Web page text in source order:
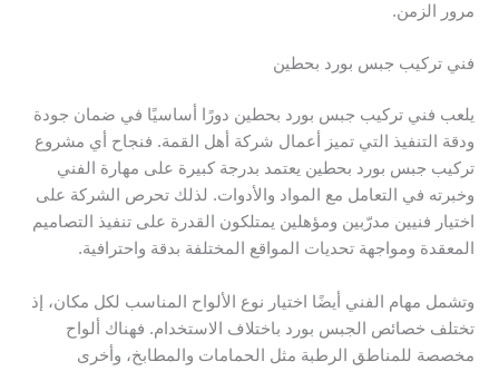
مرور الزمن.
فني تركيب جبس بورد بحطين
يلعب فني تركيب جبس بورد بحطين دورًا أساسيًا في ضمان جودة
ودقة التنفيذ التي تميز أعمال شركة أهل القمة. فنجاح أي مشروع
تركيب جبس بورد بحطين يعتمد بدرجة كبيرة على مهارة الفني
وخبرته في التعامل مع المواد والأدوات. لذلك تحرص الشركة على
اختيار فنيين مدرّبين ومؤهلين يمتلكون القدرة على تنفيذ التصاميم
المعقدة ومواجهة تحديات المواقع المختلفة بدقة واحترافية.
وتشمل مهام الفني أيضًا اختيار نوع الألواح المناسب لكل مكان، إذ
تختلف خصائص الجبس بورد باختلاف الاستخدام. فهناك ألواح
مخصصة للمناطق الرطبة مثل الحمامات والمطابخ، وأخرى